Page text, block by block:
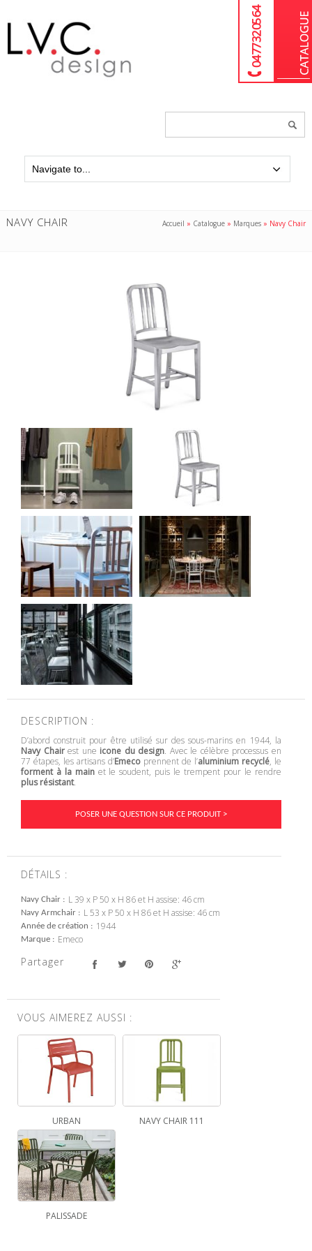
04 77 32 05 64
NAVY CHAIR Accueil » Catalogue » Marques » Navy Chair
DESCRIPTION :
D’abord construit pour être utilisé sur des sous-marins en 1944, la
Navy Chairest une icone du design. Avec le célèbre processus en
77 étapes, les artisans d’Emecoprennent de l’aluminium recyclé, le
forment à la mainet le soudent, puis le trempent pour le rendre
plus résistant.
POSER UNE QUESTION SUR CE PRODUIT >
DÉTAILS :
Navy Chair L 39 x P 50 x H 86 et H assise: 46 cm
Navy Armchair L 53 x P 50 x H 86 et H assise: 46 cm
Année de création 1944
Marque Emeco
Partager
VOUS AIMEREZ AUSSI :
URBAN NAVY CHAIR 111
PALISSADE